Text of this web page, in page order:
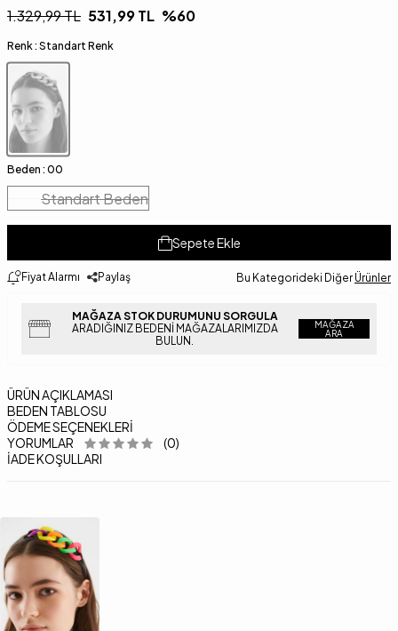
1.329,99TL 531,99TL %60
Renk : Standart Renk
Beden : 00
Standart Beden
Sepete Ekle
Fiyat Alarmı Paylaş Bu Kategorideki Diğer Ürünler
MAĞAZA STOK DURUMUNU SORGULA
ARADIĞINIZ BEDENI MAĞAZALARIMIZDA
BULUN.
MAĞAZA
ARA
ÜRÜN AÇIKLAMASI
BEDEN TABLOSU
ÖDEME SEÇENEKLERI
YORUMLAR
(0)
İADE KOŞULLARI